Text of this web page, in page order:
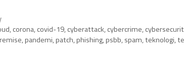
,corona,covid-19,cyberattack,cybercrime,
,pandemi,patch,phishing,psbb,spam,teknologi,